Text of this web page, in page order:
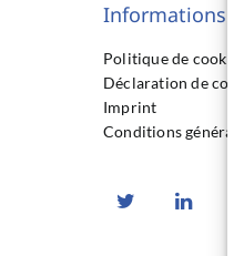
Informations
Politique de
Déclaration de
Imprint
Conditions générales